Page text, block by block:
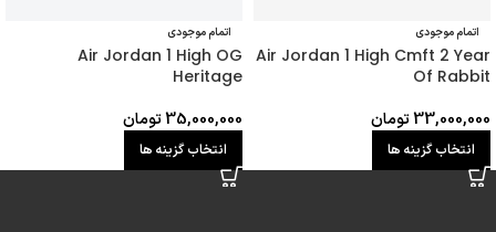
اتمام موجودی
Air Jordan 1 High Cmft 2 Year
Of Rabbit
33,000,000تومان
انتخاب گزینه ها
اتمام موجودی
Air Jordan 1 High OG
Heritage
35,000,000تومان
انتخاب گزینه ها